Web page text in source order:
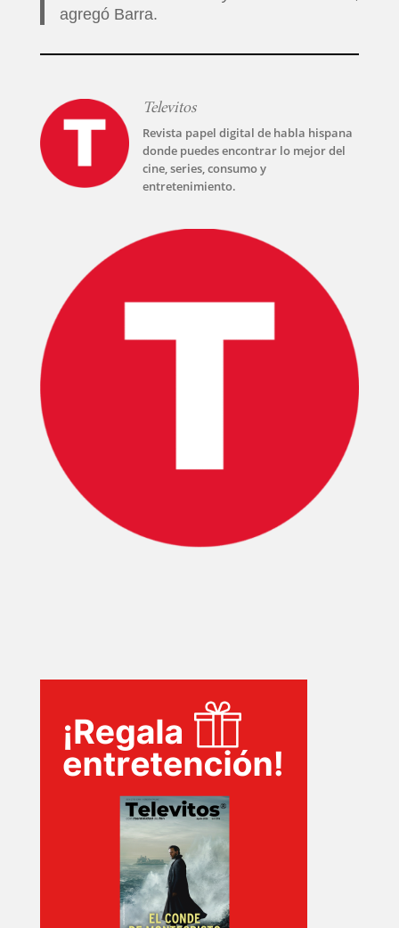
INICIO
SERIES
agregó Barra.
Televitos
Revista papel digital de habla hispana
donde puedes encontrar lo mejor del
cine, series, consumo y
entretenimiento.